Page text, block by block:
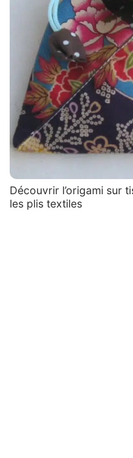
Découvrir l’origami sur
les plis textiles